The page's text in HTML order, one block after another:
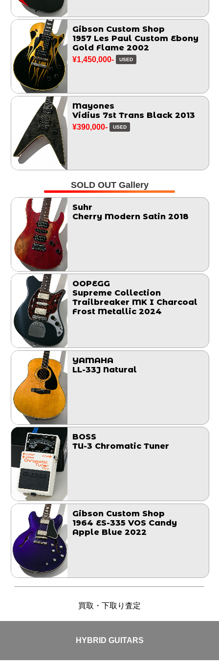
Gibson Custom Shop
1957 Les Paul Custom Ebony
Gold Flame 2002
¥1,450,000- USED
Mayones
Vidius 7st Trans Black 2013
¥390,000- USED
SOLD OUT Gallery
Suhr
Cherry Modern Satin 2018
OOPEGG
Supreme Collection
Trailbreaker MK I Charcoal
Frost Metallic 2024
YAMAHA
LL-33J Natural
BOSS
TU-3 Chromatic Tuner
Gibson Custom Shop
1964 ES-335 VOS Candy
Apple Blue 2022
買取・下取り査定
HYBRID GUITARS